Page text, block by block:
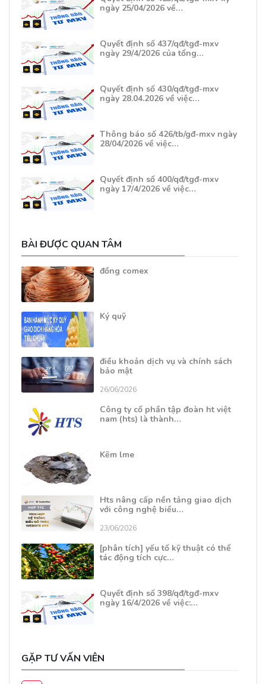
ngày 25/04/2026 về…
Quyết định số 437/qđ/tgđ-mxv
ngày 29/4/2026 của tổng…
Quyết định số 430/qđ/tgđ-mxv
ngày 28.04.2026 về việc…
Thông báo số 426/tb/gđ-mxv ngày
28/04/2026 về việc…
Quyết định số 400/qđ/tgđ-mxv
ngày 17/4/2026 về việc…
BÀI ĐƯỢC QUAN TÂM
đồng comex
Ký quỹ
điều khoản dịch vụ và chính sách
bảo mật
26/06/2026
Công ty cổ phần tập đoàn ht việt
nam (hts) là thành…
Kẽm lme
Hts nâng cấp nền tảng giao dịch
với công nghệ biểu…
23/06/2026
[phân tích] yếu tố kỹ thuật có thể
tác động tích cực…
Quyết định số 398/qđ/tgđ-mxv
ngày 16/4/2026 về việc:…
GẶP TƯ VẤN VIÊN